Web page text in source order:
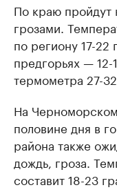
По краю пройдут
грозами.
по региону 17-22
предгорьях — 12-
термометра 27-
На
половине дня в
района также
дождь, гроза.
составит 18-23